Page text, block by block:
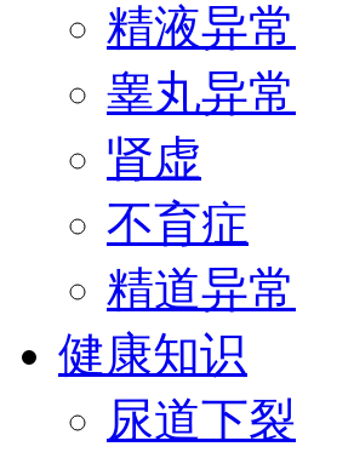
精液异常
睾丸异常
肾虚
不育症
精道异常
健康知识
尿道下裂